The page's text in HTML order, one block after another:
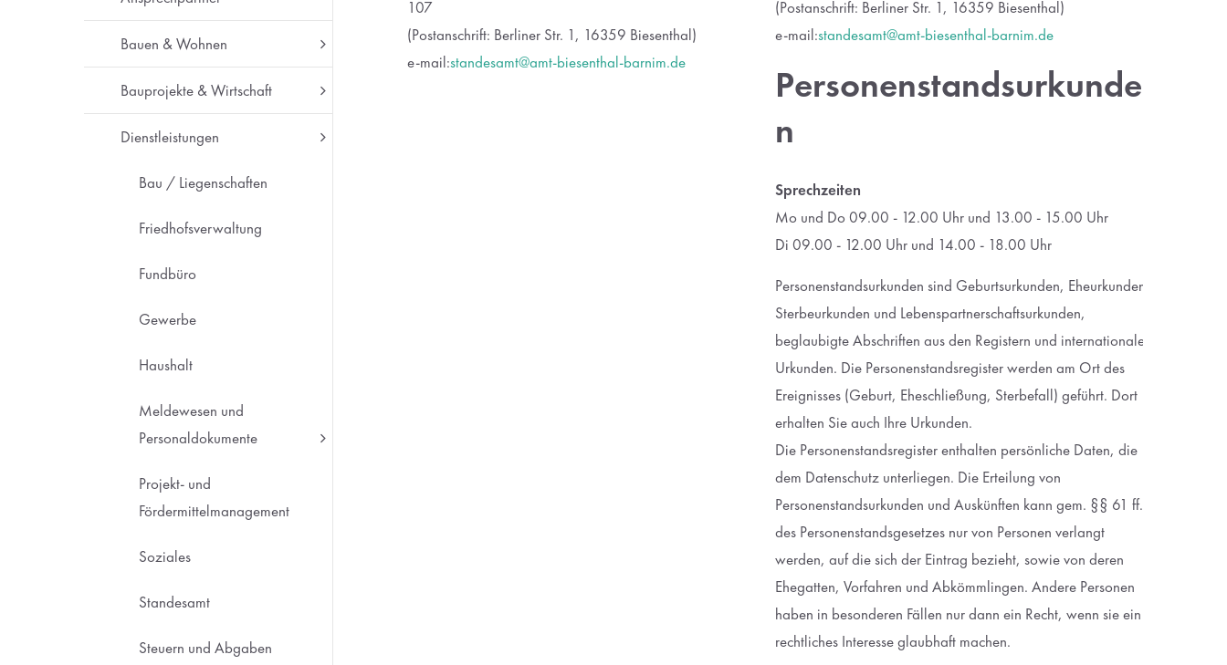
107
(Postanschrift: Berliner Str. 1, 16359 Biesenthal)
e-mail:standesamt@amt-biesenthal-barnim.de
(Postanschrift: Berliner Str. 1, 16359 Biesenthal)
e-mail:standesamt@amt-biesenthal-barnim.de
Personenstandsurkunde
n
Sprechzeiten
Mo und Do 09.00 - 12.00 Uhr und 13.00 - 15.00 Uhr
Di 09.00 - 12.00 Uhr und 14.00 - 18.00 Uhr
Personenstandsurkunden sind Geburtsurkunden, Eheurkunden,
Sterbeurkunden und Lebenspartnerschaftsurkunden,
beglaubigte Abschriften aus den Registern und internationale
Urkunden. Die Personenstandsregister werden am Ort des
Ereignisses (Geburt, Eheschließung, Sterbefall) geführt. Dort
erhalten Sie auch Ihre Urkunden.
Die Personenstandsregister enthalten persönliche Daten, die
dem Datenschutz unterliegen. Die Erteilung von
Personenstandsurkunden und Auskünften kann gem. §§ 61 ff.
des Personenstandsgesetzes nur von Personen verlangt
werden, auf die sich der Eintrag bezieht, sowie von deren
Ehegatten, Vorfahren und Abkömmlingen. Andere Personen
haben in besonderen Fällen nur dann ein Recht, wenn sie ein
rechtliches Interesse glaubhaft machen.
Bauen & Wohnen
Bauprojekte & Wirtschaft
Dienstleistungen
Bau / Liegenschaften
Friedhofsverwaltung
Fundbüro
Gewerbe
Haushalt
Meldewesen und
Personaldokumente
Projekt- und
Fördermittelmanagement
Soziales
Standesamt
Steuern und Abgaben